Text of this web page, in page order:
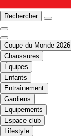
Rechercher
Coupe du Monde 2026
Chaussures
Équipes
Enfants
Entraînement
Gardiens
Equipements
Espace club
Lifestyle